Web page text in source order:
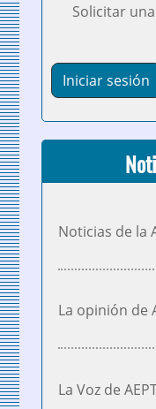
Solicitar
Noticias de la
La opinión de
La Voz de